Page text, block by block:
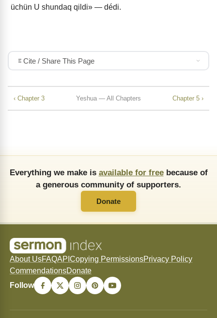
üchün U shundaq qildi» — dédi.
Cite / Share This Page
‹ Chapter 3 Yeshua — All Chapters Chapter 5 ›
Everything we make is available for freebecause of
a generous community of supporters.
Donate
About UsFAQAPI Copying PermissionsPrivacy Policy
CommendationsDonate
Follow